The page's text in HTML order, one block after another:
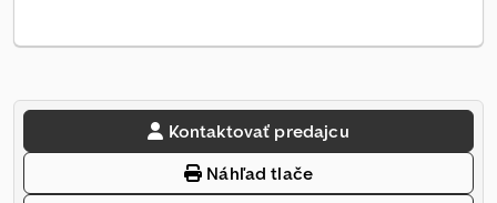
Kontaktovať predajcu
Náhľad tlače